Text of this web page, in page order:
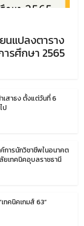
นแปลงตาราง
ารศึกษา 2565
เสาธง ตั้งแต่วันที่ 6
ป
ารนักวิชาชีพในอนาคต
ยเทคนิคอุบลราชธานี
ทคนิคเกมส์ 63”